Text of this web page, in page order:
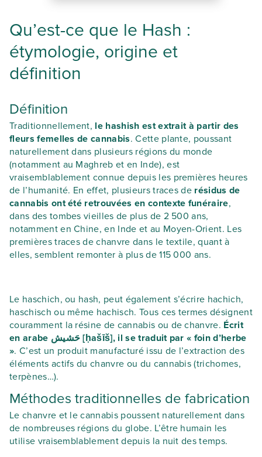
Qu’est-ce que le Hash :
étymologie, origine et
définition
Définition
Traditionnellement, le hashish est extrait à partir des
fleurs femelles de cannabis. Cette plante, poussant
naturellement dans plusieurs régions du monde
(notamment au Maghreb et en Inde), est
vraisemblablement connue depuis les premières heures
de l’humanité. En effet, plusieurs traces de résidus de
cannabis ont été retrouvées en contexte funéraire,
dans des tombes vieilles de plus de 2 500 ans,
notamment en Chine, en Inde et au Moyen-Orient. Les
premières traces de chanvre dans le textile, quant à
elles, semblent remonter à plus de 115 000 ans.
Le haschich, ou hash, peut également s’écrire hachich,
haschisch ou même hachisch. Tous ces termes désignent
couramment la résine de cannabis ou de chanvre. Écrit
en arabe حَشيش [ḥašīš], il se traduit par « foin d’herbe
». C’est un produit manufacturé issu de l’extraction des
éléments actifs du chanvre ou du cannabis (trichomes,
terpènes…).
Méthodes traditionnelles de fabrication
Le chanvre et le cannabis poussent naturellement dans
de nombreuses régions du globe. L’être humain les
utilise vraisemblablement depuis la nuit des temps.